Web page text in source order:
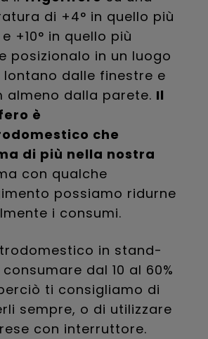
di +4° in quello più
+10° in quello più
posizionalo in un luogo
lontano dalle finestre e
almeno dalla parete. Il
è
che
di più nella nostra
con qualche
possiamo ridurne
i consumi.
in stand-
dal 10 al 60%
ti consigliamo di
sempre, o di utilizzare
con interruttore.